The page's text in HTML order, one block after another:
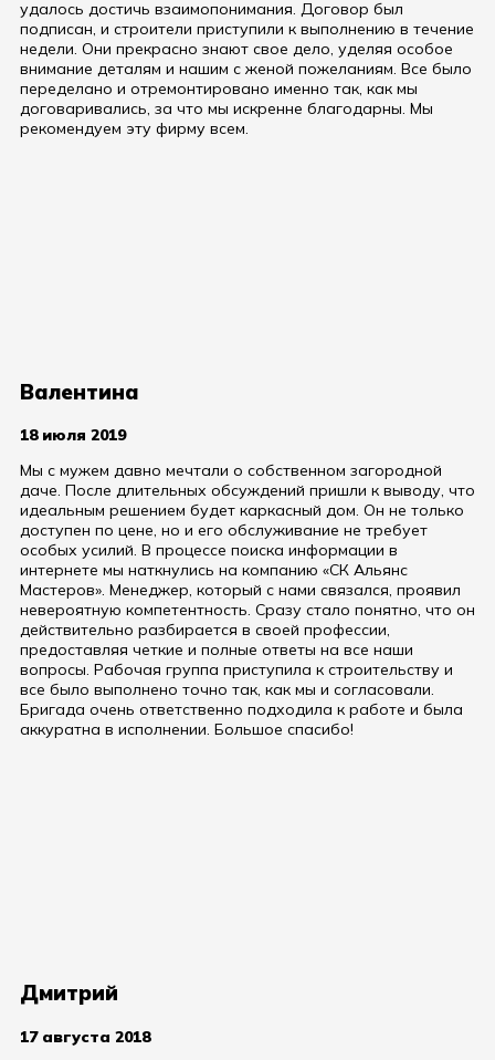
удалось достичь взаимопонимания. Договор был
подписан, и строители приступили к выполнению в течение
недели. Они прекрасно знают свое дело, уделяя особое
внимание деталям и нашим с женой пожеланиям. Все было
переделано и отремонтировано именно так, как мы
договаривались, за что мы искренне благодарны. Мы
рекомендуем эту фирму всем.
Валентина
18 июля 2019
Мы с мужем давно мечтали о собственном загородной
даче. После длительных обсуждений пришли к выводу, что
идеальным решением будет каркасный дом. Он не только
доступен по цене, но и его обслуживание не требует
особых усилий. В процессе поиска информации в
интернете мы наткнулись на компанию «СК Альянс
Мастеров». Менеджер, который с нами связался, проявил
невероятную компетентность. Сразу стало понятно, что он
действительно разбирается в своей профессии,
предоставляя четкие и полные ответы на все наши
вопросы. Рабочая группа приступила к строительству и
все было выполнено точно так, как мы и согласовали.
Бригада очень ответственно подходила к работе и была
аккуратна в исполнении. Большое спасибо!
Дмитрий
17 августа 2018